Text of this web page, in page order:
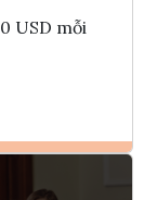
USD mỗi